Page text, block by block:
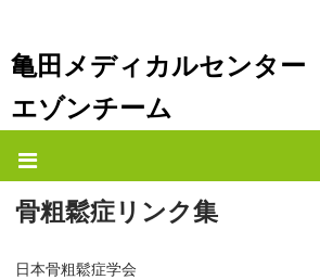
亀田メディカルセンタ
エゾンチーム
骨粗鬆症リンク集
日本骨粗鬆症学会